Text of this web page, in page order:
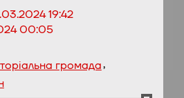
19:42
00:05
громада,